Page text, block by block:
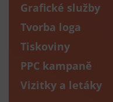
Grafické služby
Tvorba loga
Tiskoviny
PPC kampaně
Vizitky a letáky